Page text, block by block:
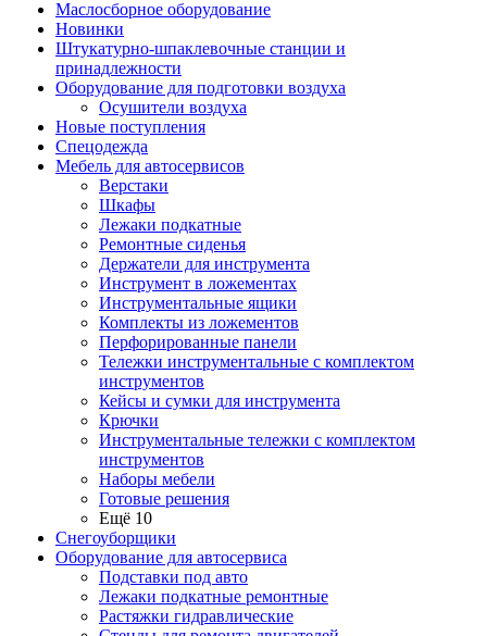
Маслосборное оборудование
Новинки
Штукатурно-шпаклевочные станции и
принадлежности
Оборудование для подготовки воздуха
Осушители воздуха
Новые поступления
Спецодежда
Мебель для автосервисов
Верстаки
Шкафы
Лежаки подкатные
Ремонтные сиденья
Держатели для инструмента
Инструмент в ложементах
Инструментальные ящики
Комплекты из ложементов
Перфорированные панели
Тележки инструментальные с комплектом
инструментов
Кейсы и сумки для инструмента
Крючки
Инструментальные тележки с комплектом
инструментов
Наборы мебели
Готовые решения
Ещё 10
Снегоуборщики
Оборудование для автосервиса
Подставки под авто
Лежаки подкатные ремонтные
Растяжки гидравлические